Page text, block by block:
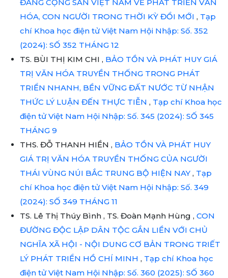
ĐẢNG CỘNG SẢN VIỆT NAM VỀ PHÁT TRIỂN VĂN
HÓA, CON NGƯỜI TRONG THỜI KỲ ĐỔI MỚI , Tạp
chí Khoa học điện tử Việt Nam Hội Nhập: Số. 352
(2024): SỐ 352 THÁNG 12
TS. BÙI THỊ KIM CHI , BẢO TỒN VÀ PHÁT HUY GIÁ
TRỊ VĂN HÓA TRUYỀN THỐNG TRONG PHÁT
TRIỂN NHANH, BỀN VỮNG ĐẤT NƯỚC TỪ NHẬN
THỨC LÝ LUẬN ĐẾN THỰC TIỄN , Tạp chí Khoa học
điện tử Việt Nam Hội Nhập: Số. 345 (2024): SỐ 345
THÁNG 9
THS. ĐỖ THANH HIỀN , BẢO TỒN VÀ PHÁT HUY
GIÁ TRỊ VĂN HÓA TRUYỀN THỐNG CỦA NGƯỜI
THÁI VÙNG NÚI BẮC TRUNG BỘ HIỆN NAY , Tạp
chí Khoa học điện tử Việt Nam Hội Nhập: Số. 349
(2024): SỐ 349 THÁNG 11
TS. Lê Thị Thúy Bình , TS. Đoàn Mạnh Hùng , CON
ĐƯỜNG ĐỘC LẬP DÂN TỘC GẮN LIỀN VỚI CHỦ
NGHĨA XÃ HỘI - NỘI DUNG CƠ BẢN TRONG TRIẾT
LÝ PHÁT TRIỂN HỒ CHÍ MINH , Tạp chí Khoa học
điện tử Việt Nam Hội Nhập: Số. 360 (2025): SỐ 360